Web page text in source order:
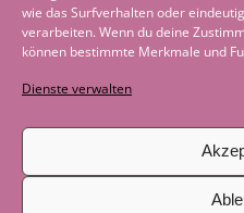
wie das Surfverhalten oder
verarbeiten. Wenn du deine
können bestimmte Merkmale und
Dienste verwalten
August 2026
Tiefenentspannung
wird4. Juli 2026
Worte der
Geschichte zum